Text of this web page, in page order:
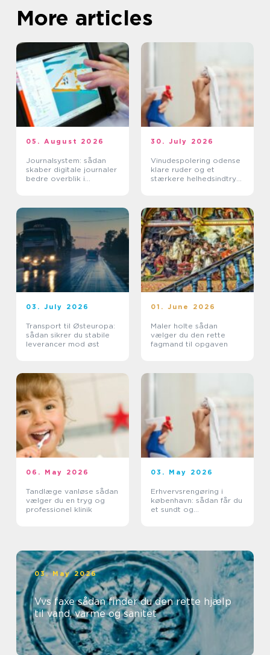
More articles
05. August 2026
Journalsystem: sådan
skaber digitale journaler
bedre overblik i
30. July 2026
Vinudespolering odense
klare ruder og et
stærkere helhedsindtryk
03. July 2026
Transport til Østeuropa:
sådan sikrer du stabile
leverancer mod øst
01. June 2026
Maler holte sådan
vælger du den rette
fagmand til opgaven
06. May 2026
Tandlæge vanløse sådan
vælger du en tryg og
professionel klinik
03. May 2026
Erhvervsrengøring i
københavn: sådan får du
et sundt og
03. May 2026
Vvs faxe sådan finder du den rette hjælp
til vand, varme og sanitet